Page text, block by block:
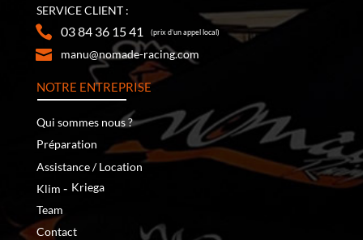
SERVICE CLIENT :
03 84 36 15 41 (prix d’un appel local)
manu@nomade-racing.com
NOTRE ENTREPRISE
Qui sommes nous ?
Préparation
Assistance / Location
Klim ‐ Kriega
Team
Contact